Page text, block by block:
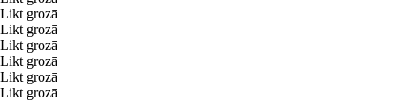
Likt grozā
Likt grozā
Likt grozā
Likt grozā
Likt grozā
Likt grozā